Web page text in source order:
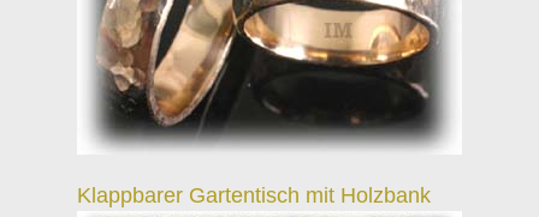
Klappbarer Gartentisch mit Holzbank